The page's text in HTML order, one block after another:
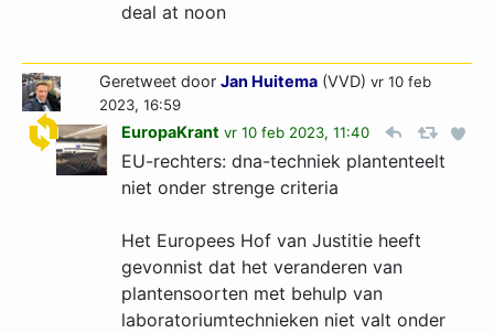
deal at noon
Geretweet door Jan Huitema (VVD) vr 10 feb
2023, 16:59
EuropaKrant vr 10 feb 2023, 11:40
EU-rechters: dna-techniek plantenteelt
niet onder strenge criteria
Het Europees Hof van Justitie heeft
gevonnist dat het veranderen van
plantensoorten met behulp van
laboratoriumtechnieken niet valt onder